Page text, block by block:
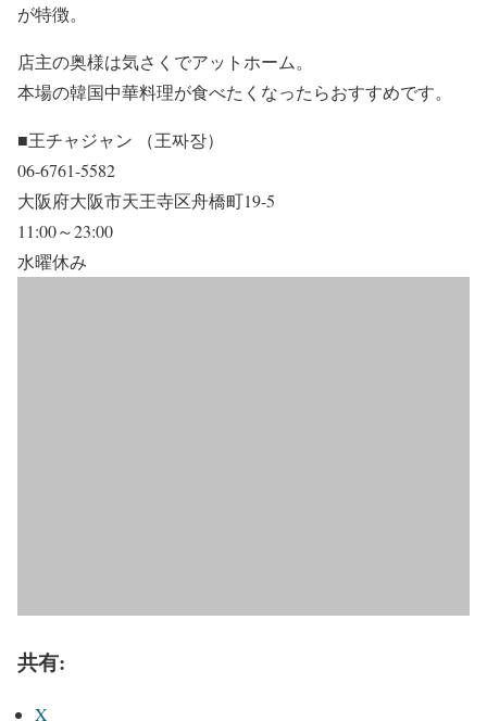
が特徴。
店主の奥様は気さくでアットホーム。
本場の韓国中華料理が食べたくなったらおすすめです。
■王チャジャン （王짜장）
06-6761-5582
大阪府大阪市天王寺区舟橋町19-5
11:00～23:00
水曜休み
共有:
X